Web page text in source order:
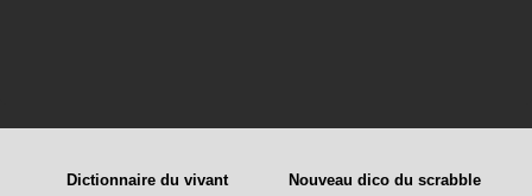
Dictionnaire du vivant Nouveau dico du scrabble